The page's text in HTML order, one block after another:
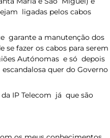
ligadas pelos cabos
garante a manutenção dos
fazer os cabos para serem
Autónomas e só depois
quer do Governo
IP Telecom já que são